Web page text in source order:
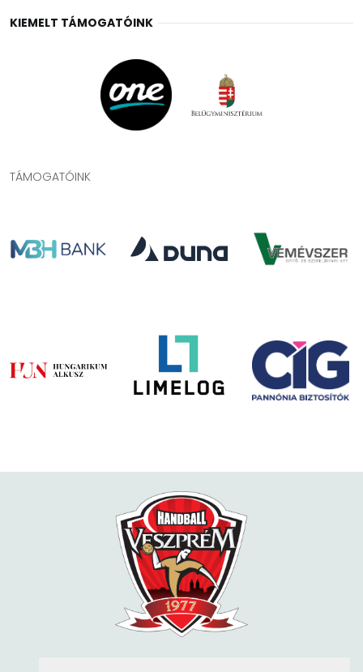
KIEMELT TÁMOGATÓINK
TÁMOGATÓINK